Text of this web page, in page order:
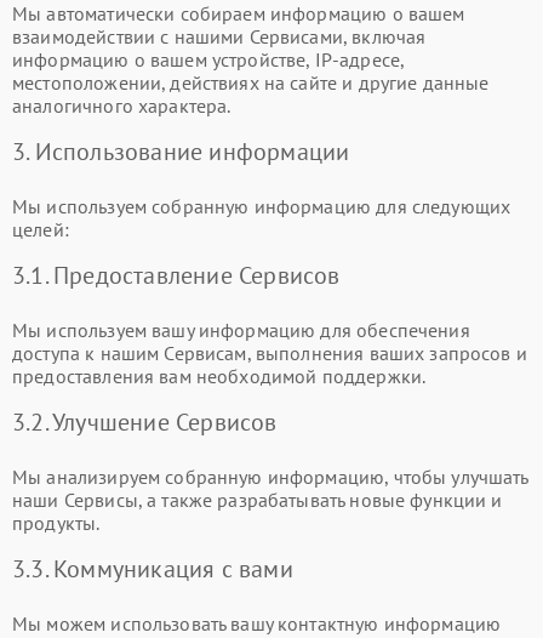
Мы автоматически собираем информацию о вашем
взаимодействии с нашими Сервисами, включая
информацию о вашем устройстве, IP-адресе,
местоположении, действиях на сайте и другие данные
аналогичного характера.
3. Использование информации
Мы используем собранную информацию для следующих
целей:
3.1. Предоставление Сервисов
Мы используем вашу информацию для обеспечения
доступа к нашим Сервисам, выполнения ваших запросов и
предоставления вам необходимой поддержки.
3.2. Улучшение Сервисов
Мы анализируем собранную информацию, чтобы улучшать
наши Сервисы, а также разрабатывать новые функции и
продукты.
3.3. Коммуникация с вами
Мы можем использовать вашу контактную информацию